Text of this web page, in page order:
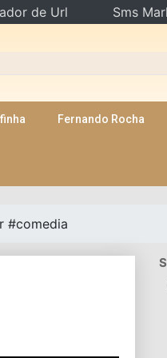
Fernando Rocha
#comedia
de Url Sms